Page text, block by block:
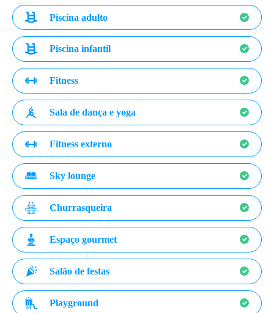
Piscina adulto
Piscina infantil
Fitness
Sala de dança e yoga
Fitness externo
Sky lounge
Churrasqueira
Espaço gourmet
Salão de festas
Playground